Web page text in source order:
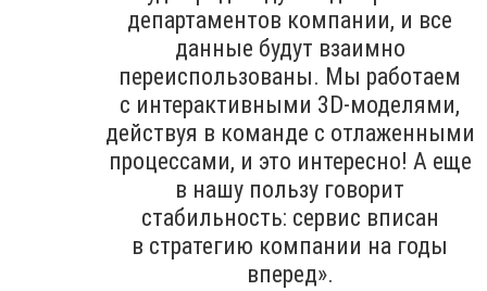
департаментов компании, и все
данные будут взаимно
переиспользованы. Мы работаем
с интерактивными 3D-моделями,
действуя в команде с отлаженными
процессами, и это интересно! А еще
в нашу пользу говорит
стабильность: сервис вписан
в стратегию компании на годы
вперед».